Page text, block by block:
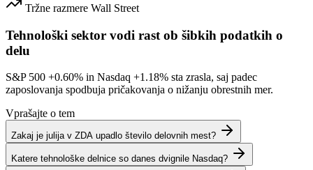
Tržne razmere Wall Street
Tehnološki sektor vodi rast ob šibkih podatkih o
delu
S&P 500 +0.60% in Nasdaq +1.18% sta zrasla, saj padec
zaposlovanja spodbuja pričakovanja o nižanju obrestnih mer.
Vprašajte o tem
Zakaj je julija v ZDA upadlo število delovnih mest?
Katere tehnološke delnice so danes dvignile Nasdaq?